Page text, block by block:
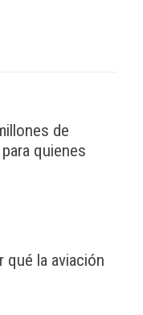
de
quienes
qué la aviación